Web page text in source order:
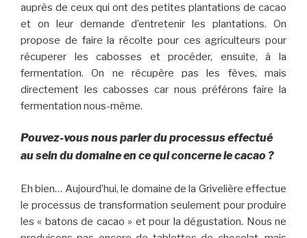
auprès de ceux qui ont des petites plantations de cacao
et on leur demande d’entretenir les plantations. On
propose de faire la récolte pour ces agriculteurs pour
récuperer les cabosses et procéder, ensuite, à la
fermentation. On ne récupère pas les fèves, mais
directement les cabosses car nous préférons faire la
fermentation nous-même.
Pouvez-vous nous parler du processus effectué
au sein du domaine en ce qui concerne le cacao ?
Eh bien… Aujourd’hui, le domaine de la Grivelière effectue
le processus de transformation seulement pour produire
les « batons de cacao » et pour la dégustation. Nous ne